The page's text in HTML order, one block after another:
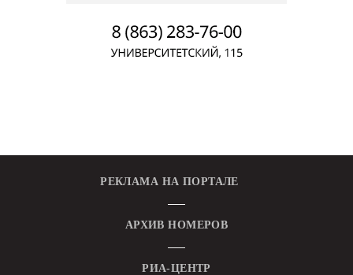
РЕКЛАМА НА ПОРТАЛЕ
АРХИВ НОМЕРОВ
РИА-ЦЕНТР